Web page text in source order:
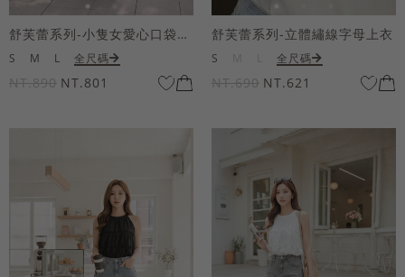
舒芙蕾系列-小隻女愛心口袋寬褲
S M L 全尺碼
NT.890 NT.801
舒芙蕾系列-立體繡線字母上衣
S 全尺碼
NT.690 NT.621